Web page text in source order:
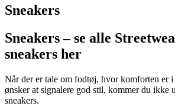
Sneakers
Sneakers – se alle
sneakers her
Når der er tale om fodtøj, hvor komforten er
ønsker at signalere god stil, kommer du ikke
sneakers.